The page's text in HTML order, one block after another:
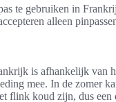
te gebruiken in
alleen
is afhankelijk van
mee. In de zomer
flink koud zijn, dus